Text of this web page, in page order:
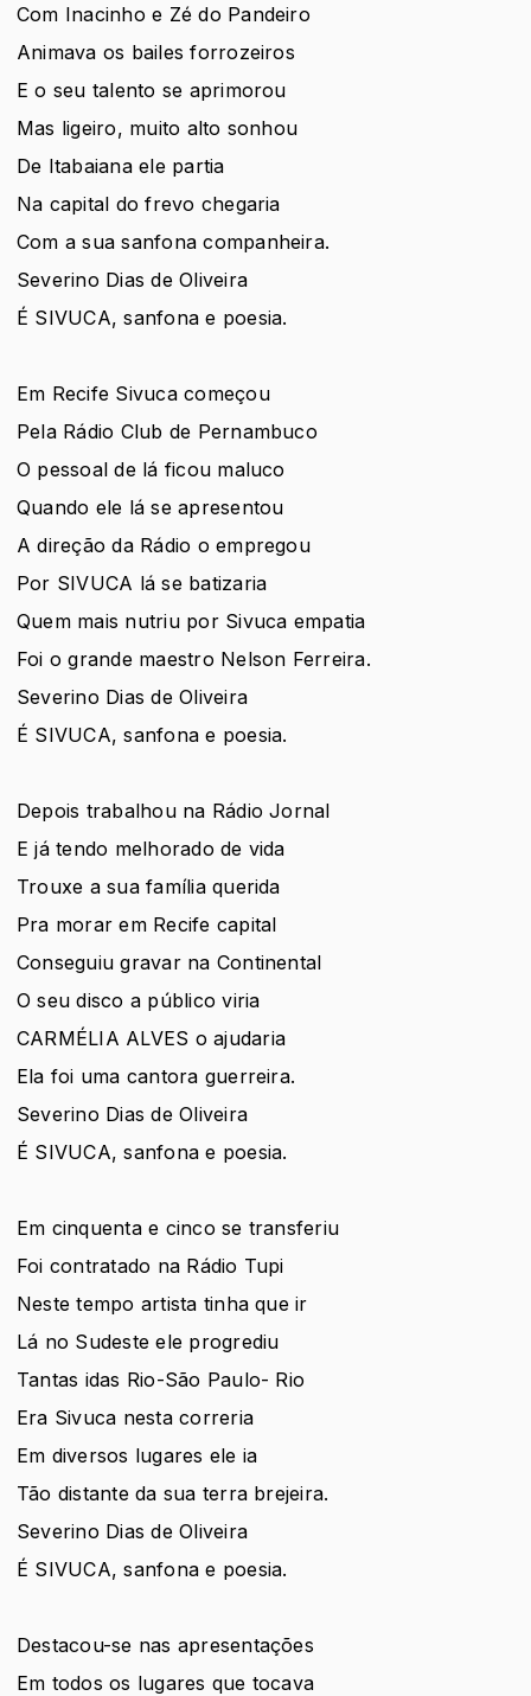
Com Inacinho e Zé do Pandeiro
Animava os bailes forrozeiros
E o seu talento se aprimorou
Mas ligeiro, muito alto sonhou
De Itabaiana ele partia
Na capital do frevo chegaria
Com a sua sanfona companheira.
Severino Dias de Oliveira
É SIVUCA, sanfona e poesia.
Em Recife Sivuca começou
Pela Rádio Club de Pernambuco
O pessoal de lá ficou maluco
Quando ele lá se apresentou
A direção da Rádio o empregou
Por SIVUCA lá se batizaria
Quem mais nutriu por Sivuca empatia
Foi o grande maestro Nelson Ferreira.
Severino Dias de Oliveira
É SIVUCA, sanfona e poesia.
Depois trabalhou na Rádio Jornal
E já tendo melhorado de vida
Trouxe a sua família querida
Pra morar em Recife capital
Conseguiu gravar na Continental
O seu disco a público viria
CARMÉLIA ALVES o ajudaria
Ela foi uma cantora guerreira.
Severino Dias de Oliveira
É SIVUCA, sanfona e poesia.
Em cinquenta e cinco se transferiu
Foi contratado na Rádio Tupi
Neste tempo artista tinha que ir
Lá no Sudeste ele progrediu
Tantas idas Rio-São Paulo- Rio
Era Sivuca nesta correria
Em diversos lugares ele ia
Tão distante da sua terra brejeira.
Severino Dias de Oliveira
É SIVUCA, sanfona e poesia.
Destacou-se nas apresentações
Em todos os lugares que tocava